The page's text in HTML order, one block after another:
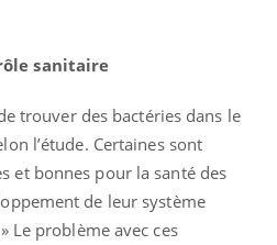
sanitaire
trouver des bactéries dans le
l’étude. Certaines sont
et bonnes pour la santé des
de leur système
Le problème avec ces